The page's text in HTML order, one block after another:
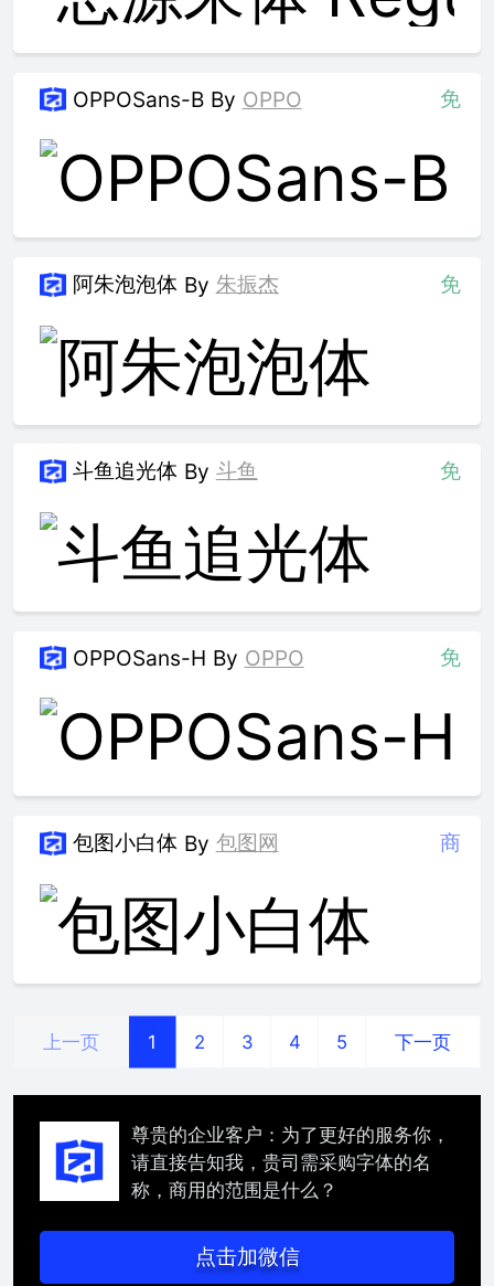
OPPOSans-B By OPPO 免
阿朱泡泡体 By 朱振杰 免
斗鱼追光体 By 斗鱼 免
OPPOSans-H By OPPO 免
包图小白体 By 包图网 商
上一页 1 2 3 4 5 下一页
尊贵的企业客户：为了更好的服务你，
请直接告知我，贵司需采购字体的名
称，商用的范围是什么？
点击加微信